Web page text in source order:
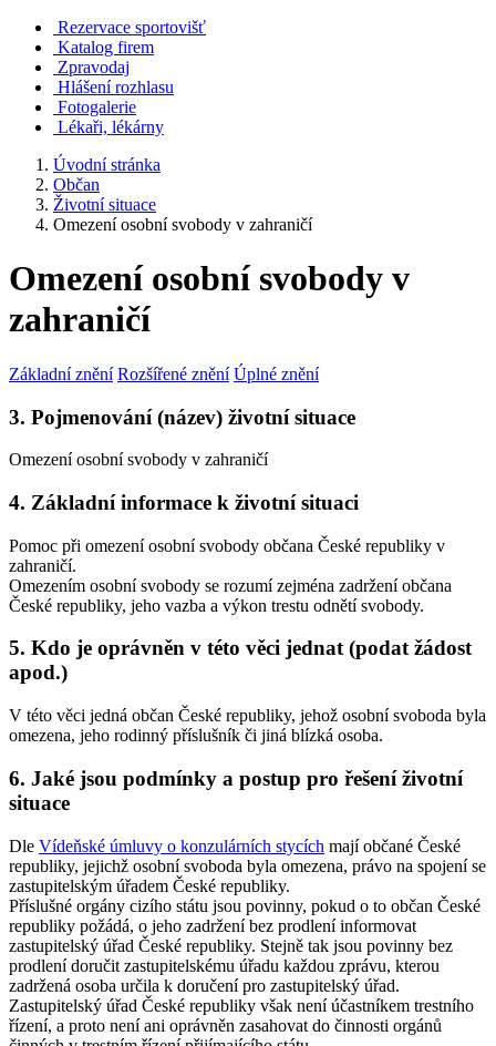
Rezervace sportovišť
Katalog firem
Zpravodaj
Hlášení rozhlasu
Fotogalerie
Lékaři, lékárny
Úvodní stránka
Občan
Životní situace
Omezení osobní svobody v zahraničí
Omezení osobní svobody v
zahraničí
Základní znění Rozšířené znění Úplné znění
3. Pojmenování (název) životní situace
Omezení osobní svobody v zahraničí
4. Základní informace k životní situaci
Pomoc při omezení osobní svobody občana České republiky v
zahraničí.
Omezením osobní svobody se rozumí zejména zadržení občana
České republiky, jeho vazba a výkon trestu odnětí svobody.
5. Kdo je oprávněn v této věci jednat (podat žádost
apod.)
V této věci jedná občan České republiky, jehož osobní svoboda byla
omezena, jeho rodinný příslušník či jiná blízká osoba.
6. Jaké jsou podmínky a postup pro řešení životní
situace
Dle Vídeňské úmluvy o konzulárních stycích mají občané České
republiky, jejichž osobní svoboda byla omezena, právo na spojení se
zastupitelským úřadem České republiky.
Příslušné orgány cizího státu jsou povinny, pokud o to občan České
republiky požádá, o jeho zadržení bez prodlení informovat
zastupitelský úřad České republiky. Stejně tak jsou povinny bez
prodlení doručit zastupitelskému úřadu každou zprávu, kterou
zadržená osoba určila k doručení pro zastupitelský úřad.
Zastupitelský úřad České republiky však není účastníkem trestního
řízení, a proto není ani oprávněn zasahovat do činnosti orgánů